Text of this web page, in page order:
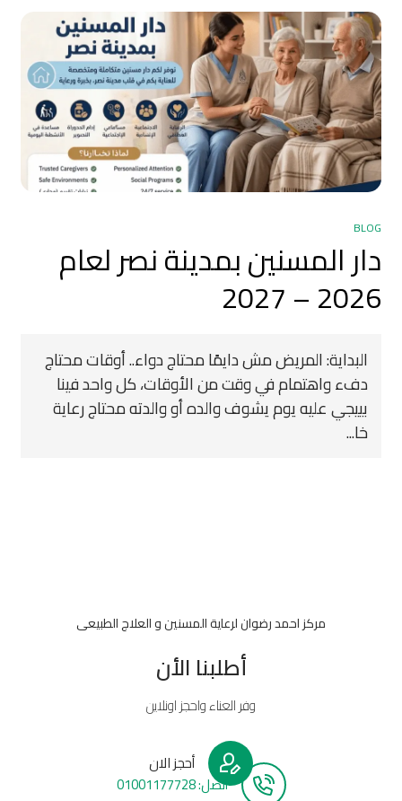
BLOG
دار المسنين بمدينة نصر لعام
2026 – 2027
البداية: المريض مش دايمًا محتاج دواء.. أوقات محتاج
دفء واهتمام في وقت من الأوقات، كل واحد فينا
بييجي عليه يوم يشوف والده أو والدته محتاج رعاية
خا...
مركز احمد رضوان لرعاية المسنين و العلاج الطبيعى
أطلبنا الأن
وفر العناء واحجز اونلاين
أحجز الان
أتصل: 01001177728